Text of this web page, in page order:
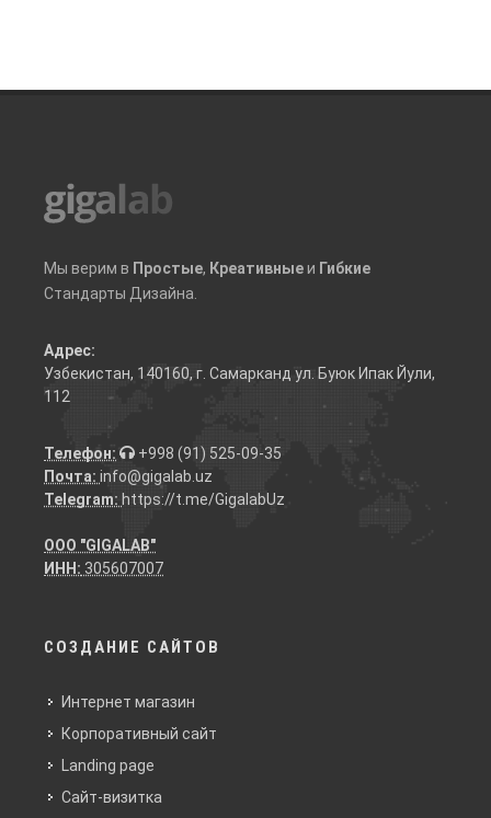
Мы верим в Простые, Креативныеи Гибкие
Стандарты Дизайна.
Адрес:
Узбекистан, 140160, г. Самарканд ул. Буюк Ипак Йули,
112
Телефон:
+998 (91) 525-09-35
Почта: info@gigalab.uz
Telegram: https://t.me/GigalabUz
ООО "GIGALAB"
ИНН: 305607007
СОЗДАНИЕ САЙТОВ
Интернет магазин
Корпоративный сайт
Landing page
Сайт-визитка